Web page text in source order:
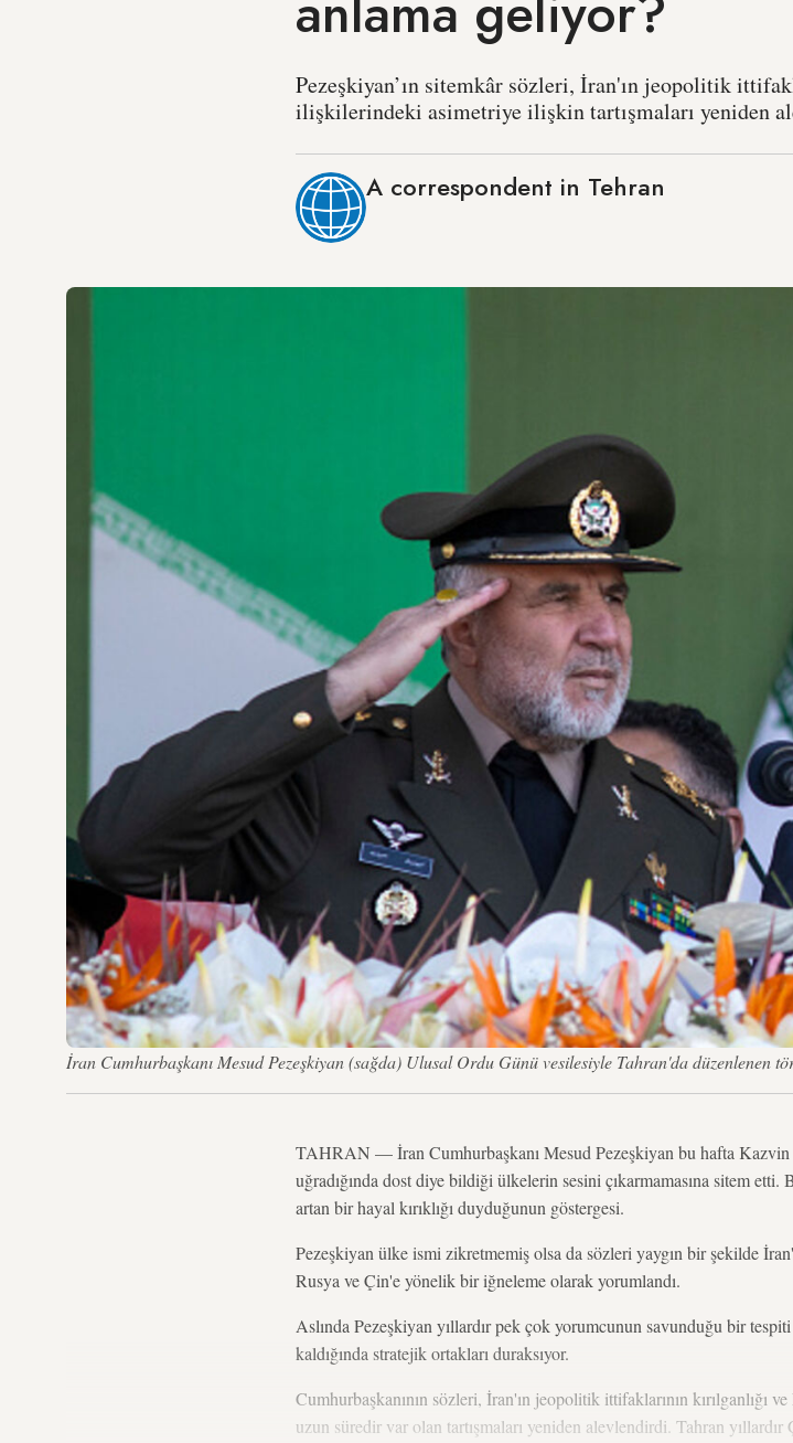
Pezeşkiyan’ın sitemkâr sözleri, İran'ın jeopolitik
ilişkilerindeki asimetriye ilişkin tartışmaları yeniden
A correspondent in Tehran
İran Cumhurbaşkanı Mesud Pezeşkiyan (sağda) Ulusal Ordu Günü vesilesiyle Tahran'da düzenlenen
TAHRAN — İran Cumhurbaşkanı Mesud Pezeşkiyan bu hafta Kazvin
uğradığında dost diye bildiği ülkelerin sesini çıkarmamasına sitem
artan bir hayal kırıklığı duyduğunun göstergesi.
Pezeşkiyan ülke ismi zikretmemiş olsa da sözleri yaygın bir şekilde
Rusya ve Çin'e yönelik bir iğneleme olarak yorumlandı.
Aslında Pezeşkiyan yıllardır pek çok yorumcunun savunduğu bir
kaldığında stratejik ortakları duraksıyor.
Cumhurbaşkanının sözleri, İran'ın jeopolitik ittifaklarının
uzun süredir var olan tartışmaları yeniden alevlendirdi. Tahran